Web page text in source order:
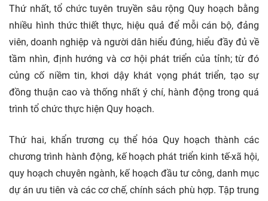
Thứ nhất, tổ chức tuyên truyền sâu rộng Quy hoạch bằng
nhiều hình thức thiết thực, hiệu quả để mỗi cán bộ, đảng
viên, doanh nghiệp và người dân hiểu đúng, hiểu đầy đủ về
tầm nhìn, định hướng và cơ hội phát triển của tỉnh; từ đó
củng cố niềm tin, khơi dậy khát vọng phát triển, tạo sự
đồng thuận cao và thống nhất ý chí, hành động trong quá
trình tổ chức thực hiện Quy hoạch.
Thứ hai, khẩn trương cụ thể hóa Quy hoạch thành các
chương trình hành động, kế hoạch phát triển kinh tế-xã hội,
quy hoạch chuyên ngành, kế hoạch đầu tư công, danh mục
dự án ưu tiên và các cơ chế, chính sách phù hợp. Tập trung